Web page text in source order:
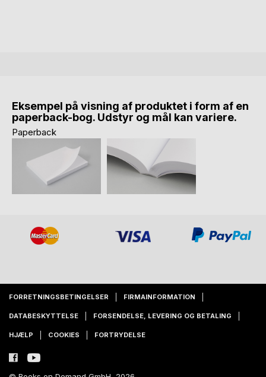
Eksempel på visning af produktet i form af en
paperback-bog. Udstyr og mål kan variere.
Paperback
FORRETNINGSBETINGELSER FIRMAINFORMATION
DATABESKYTTELSE FORSENDELSE, LEVERING OG BETALING
HJÆLP COOKIES FORTRYDELSE